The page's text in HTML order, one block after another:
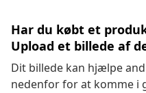
Har du købt et
Upload et billede af
Dit billede kan hjælpe
nedenfor for at komme i